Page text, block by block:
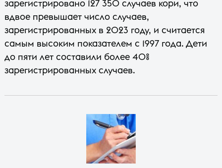
зарегистрировано 127 350 случаев кори, что
вдвое превышает число случаев,
зарегистрированных в 2023 году, и считается
самым высоким показателем с 1997 года. Дети
до пяти лет составили более 40%
зарегистрированных случаев.